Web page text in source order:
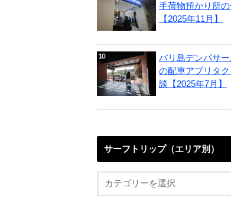
手荷物預かり所
【2025年11月】
バリ島デンパサ
の配車アプリタ
談【2025年7月】
サーフトリップ（エリア別）